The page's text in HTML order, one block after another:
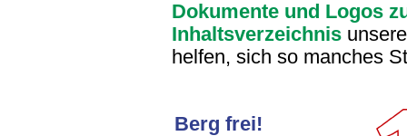
Dokumente und Logos
Inhaltsverzeichnis
helfen, sich so manches
Berg frei!